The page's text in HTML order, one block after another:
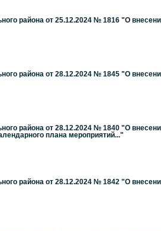
района от 25.12.2024 № 1816 "О
района от 28.12.2024 № 1845 "О
района от 28.12.2024 № 1840 "О
плана мероприятий..."
района от 28.12.2024 № 1842 "О